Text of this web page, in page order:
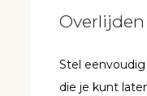
Stel
die je kunt